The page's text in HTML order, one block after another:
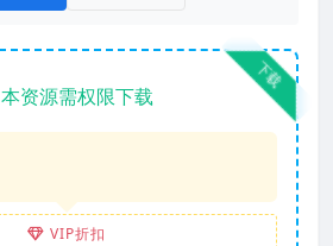
下载
本资源需权限下载
VIP折扣